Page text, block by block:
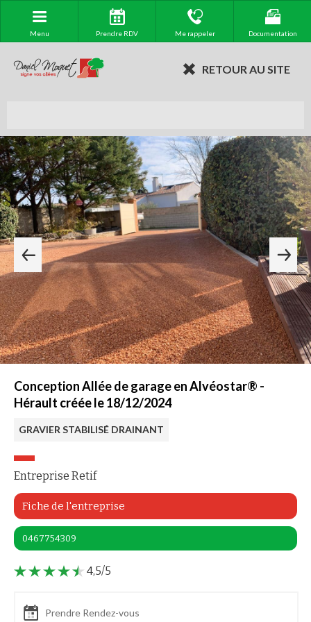
Menu Prendre RDV Me rappeler Documentation
RETOUR AU SITE
Conception Allée de garage en Alvéostar® -
Hérault créée le 18/12/2024
GRAVIER STABILISÉ DRAINANT
Entreprise Retif
Fiche de l'entreprise
0467754309
4,5/5
Prendre Rendez-vous